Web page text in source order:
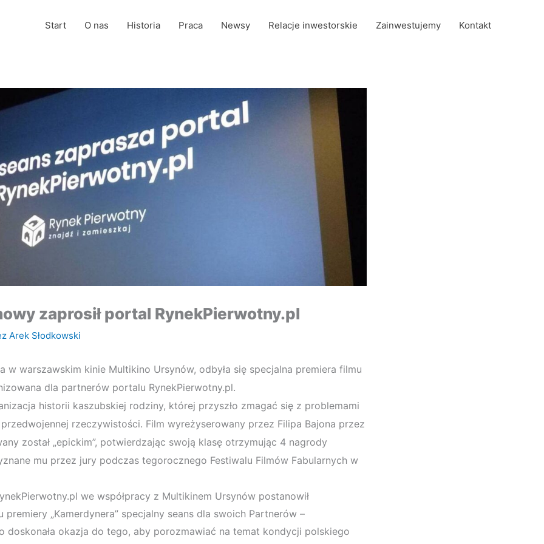
Start O nas Historia Praca Newsy Relacje inwestorskie Zainwestujemy Kontakt
zaprosił portal RynekPierwotny.pl
Arek Słodkowski
w warszawskim kinie Multikino Ursynów, odbyła się specjalna premiera filmu
dla partnerów portalu RynekPierwotny.pl.
historii kaszubskiej rodziny, której przyszło zmagać się z problemami
rzeczywistości. Film wyreżyserowany przez Filipa Bajona przez
został „epickim”, potwierdzając swoją klasę otrzymując 4 nagrody
mu przez jury podczas tegorocznego Festiwalu Filmów Fabularnych w
we współpracy z Multikinem Ursynów postanowił
„Kamerdynera” specjalny seans dla swoich Partnerów –
doskonała okazja do tego, aby porozmawiać na temat kondycji polskiego